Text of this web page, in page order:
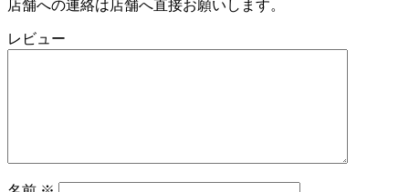
月
日
ね
っ
と
店舗への連絡は店舗へ直接お願いします。
レビュー